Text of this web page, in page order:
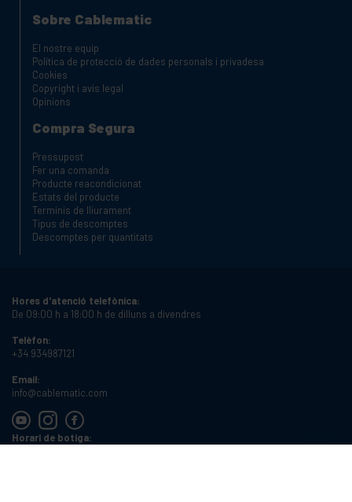
Sobre Cablematic
El nostre equip
Política de protecció de dades personals i privadesa
Cookies
Copyright i avis legal
Opinions
Compra Segura
Pressupost
Fer una comanda
Producte reacondicionat
Estats del producte
Terminis de lliurament
Tipus de descomptes
Descomptes per quantitats
Hores d'atenció telefònica:
De 09:00 h a 18:00 h de dilluns a divendres
Telèfon:
+34 934987121
Email:
info@cablematic.com
Horari de botiga: